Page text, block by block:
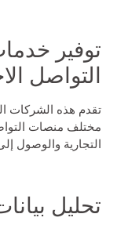
توفير
التواصل
تقدم هذه الشركات
مختلف منصات
التجارية والوصول
تحليل